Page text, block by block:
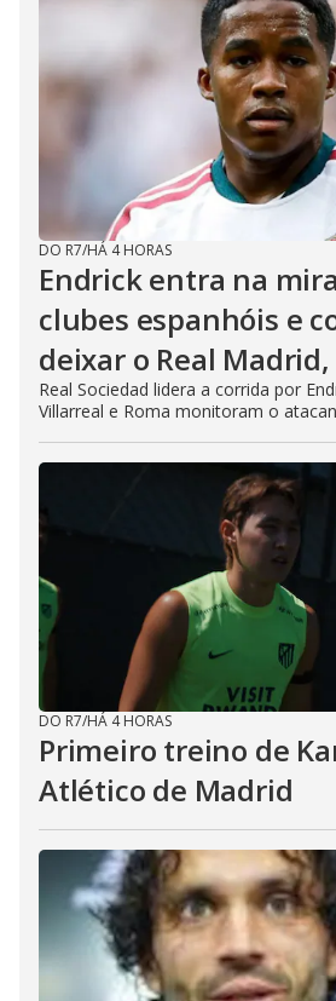
DO R7/HÁ 4 HORAS
Endrick entra na
clubes espanhóis e
deixar o Real
Real Sociedad lidera a corrida por
Villarreal e Roma monitoram o
DO R7/HÁ 4 HORAS
Primeiro treino de
Atlético de Madrid